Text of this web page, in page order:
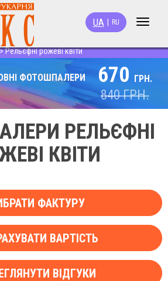
Toggle
UA RU
Рельєфні рожеві квіти
ФОТОШПАЛЕРИ
670 ГРН.
840ГРН.
РЕЛЬЄФНІ
КВІТИ
ФАКТУРУ
ВАРТІСТЬ
ВІДГУКИ